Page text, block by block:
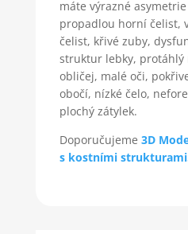
máte výrazné
propadlou horní čelist,
čelist, křivé zuby,
struktur lebky, protáhlý
obličej, malé oči,
obočí, nízké čelo,
plochý zátylek.
Doporučujeme 3D
s kostními